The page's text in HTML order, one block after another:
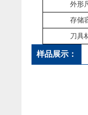
外形
存储
刀具
样品展示：